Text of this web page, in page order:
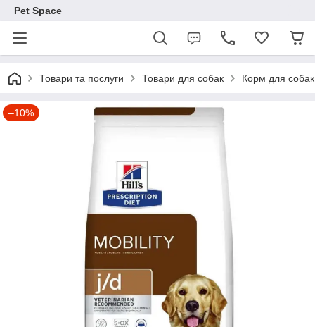
Pet Space
Товари та послуги Товари для собак Корм для собак
–10%